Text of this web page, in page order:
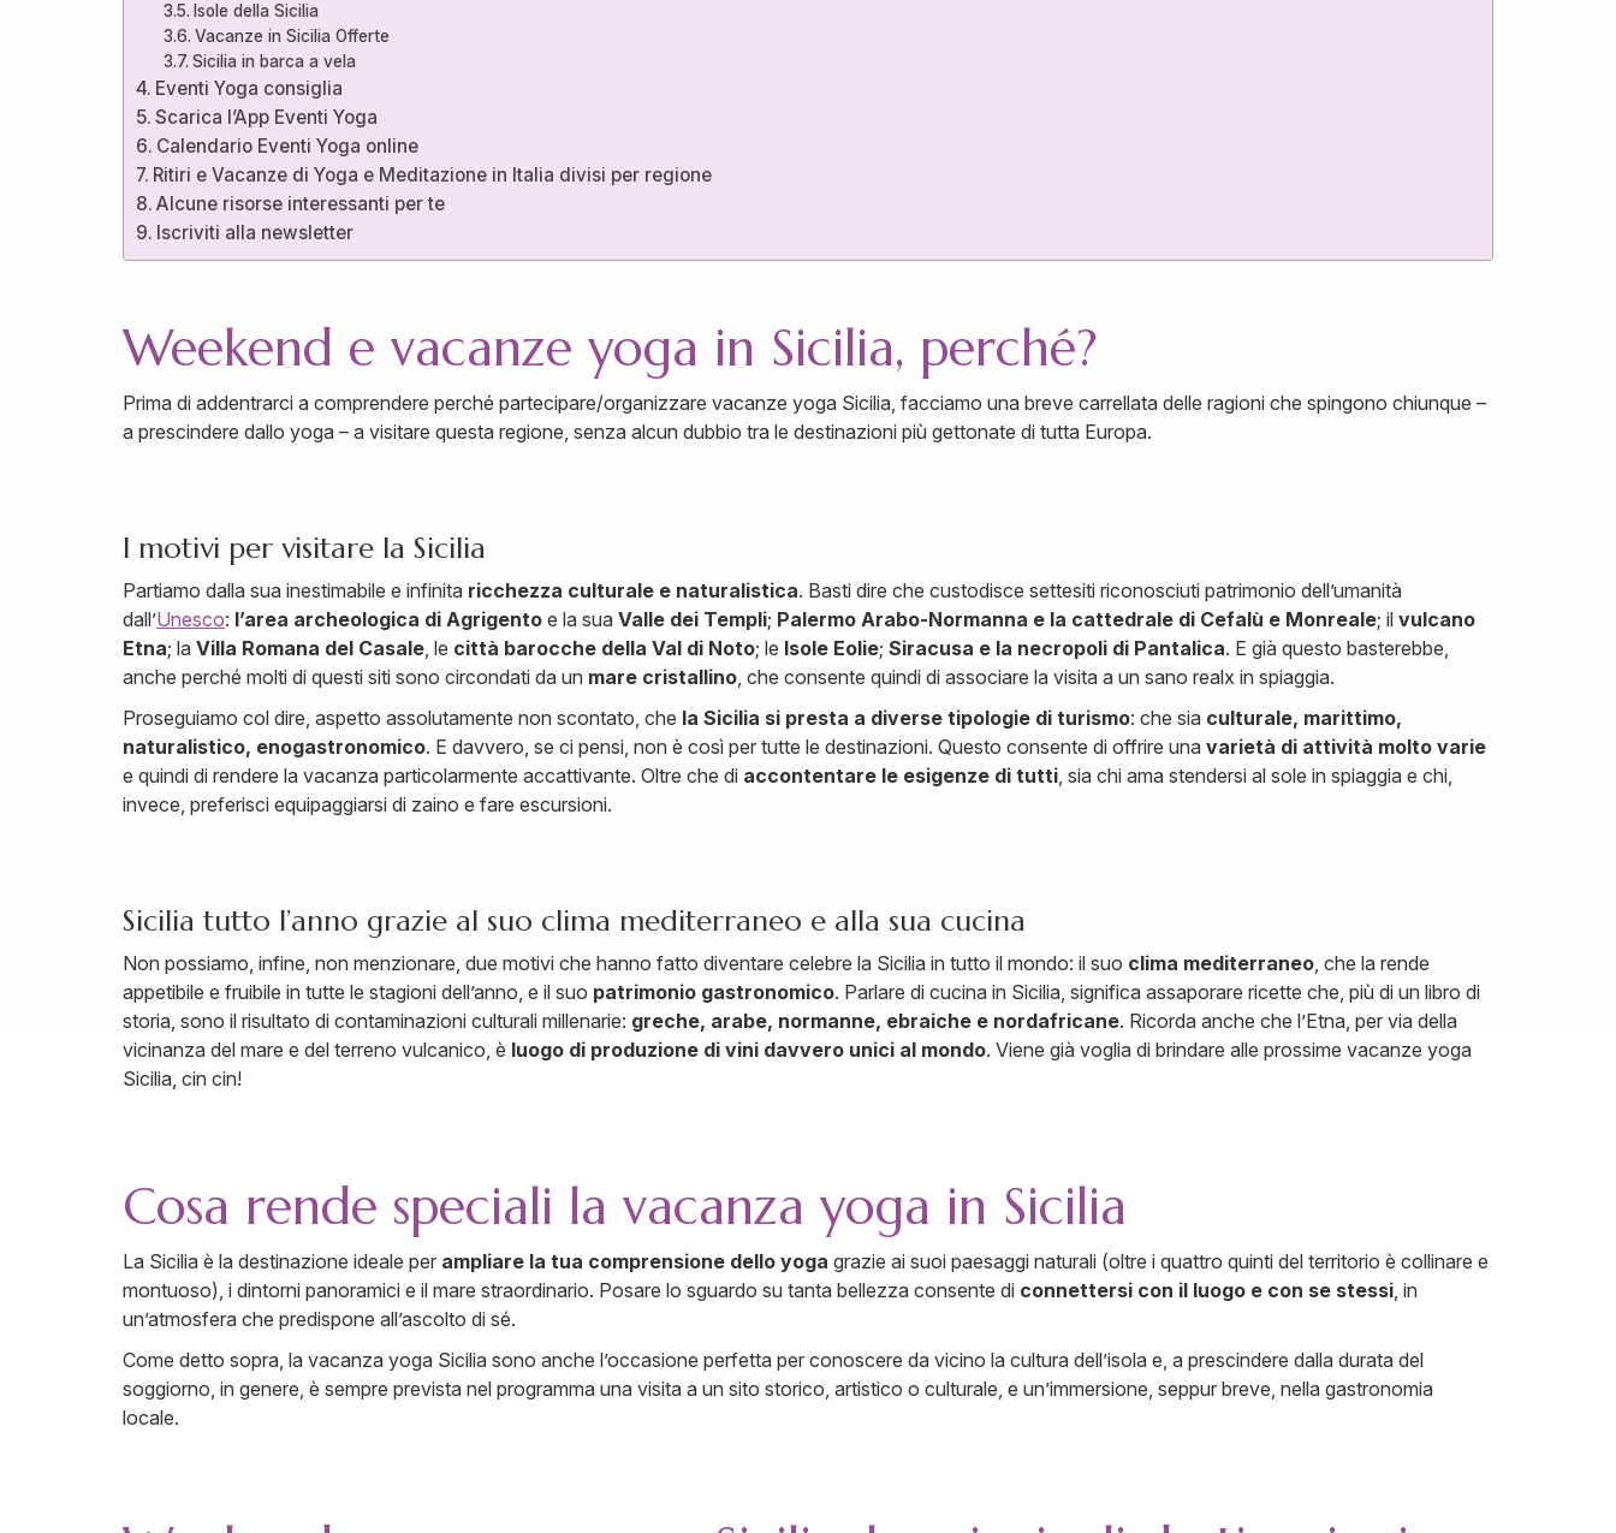
Isole della Sicilia
Vacanze in Sicilia Offerte
Sicilia in barca a vela
Eventi Yoga consiglia
Scarica l’App Eventi Yoga
Calendario Eventi Yoga online
Ritiri e Vacanze di Yoga e Meditazione in Italia divisi per regione
Alcune risorse interessanti per te
Iscriviti alla newsletter
Weekend e vacanze yoga in Sicilia, perché?
Prima di addentrarci a comprendere perché partecipare/organizzare vacanze yoga Sicilia, facciamo una breve carrellata delle ragioni che spingono chiunque –
a prescindere dallo yoga – a visitare questa regione, senza alcun dubbio tra le destinazioni più gettonate di tutta Europa.
I motivi per visitare la Sicilia
Partiamo dalla sua inestimabile e infinita ricchezza culturale e naturalistica. Basti dire che custodisce settesiti riconosciuti patrimonio dell’umanità
dall’Unesco: l’area archeologica di Agrigento e la sua Valle dei Templi; Palermo Arabo-Normanna e la cattedrale di Cefalù e Monreale; il vulcano
Etna; la Villa Romana del Casale, le città barocche della Val di Noto; le Isole Eolie; Siracusa e la necropoli di Pantalica. E già questo basterebbe,
anche perché molti di questi siti sono circondati da un mare cristallino, che consente quindi di associare la visita a un sano realx in spiaggia.
Proseguiamo col dire, aspetto assolutamente non scontato, che la Sicilia si presta a diverse tipologie di turismo: che sia culturale, marittimo,
naturalistico, enogastronomico. E davvero, se ci pensi, non è così per tutte le destinazioni. Questo consente di offrire una varietà di attività molto varie
e quindi di rendere la vacanza particolarmente accattivante. Oltre che di accontentare le esigenze di tutti, sia chi ama stendersi al sole in spiaggia e chi,
invece, preferisci equipaggiarsi di zaino e fare escursioni.
Sicilia tutto l’anno grazie al suo clima mediterraneo e alla sua cucina
Non possiamo, infine, non menzionare, due motivi che hanno fatto diventare celebre la Sicilia in tutto il mondo: il suo clima mediterraneo, che la rende
appetibile e fruibile in tutte le stagioni dell’anno, e il suo patrimonio gastronomico. Parlare di cucina in Sicilia, significa assaporare ricette che, più di un libro di
storia, sono il risultato di contaminazioni culturali millenarie: greche, arabe, normanne, ebraiche e nordafricane. Ricorda anche che l’Etna, per via della
vicinanza del mare e del terreno vulcanico, è luogo di produzione di vini davvero unici al mondo. Viene già voglia di brindare alle prossime vacanze yoga
Sicilia, cin cin!
Cosa rende speciali la vacanza yoga in Sicilia
La Sicilia è la destinazione ideale per ampliare la tua comprensione dello yoga grazie ai suoi paesaggi naturali (oltre i quattro quinti del territorio è collinare e
montuoso), i dintorni panoramici e il mare straordinario. Posare lo sguardo su tanta bellezza consente di connettersi con il luogo e con se stessi, in
un’atmosfera che predispone all’ascolto di sé.
Come detto sopra, la vacanza yoga Sicilia sono anche l’occasione perfetta per conoscere da vicino la cultura dell’isola e, a prescindere dalla durata del
soggiorno, in genere, è sempre prevista nel programma una visita a un sito storico, artistico o culturale, e un’immersione, seppur breve, nella gastronomia
locale.